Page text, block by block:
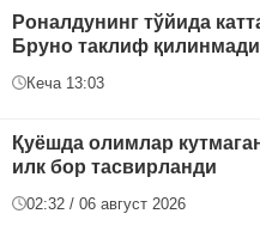
Роналдунинг тўйида
Бруно таклиф
Кеча 13:03
Қуёшда олимлар
илк бор тасвирланди
02:32 / 06 август 2026